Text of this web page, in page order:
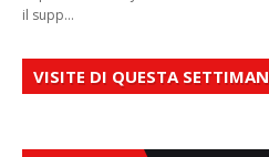
il supp…
VISITE DI QUESTA